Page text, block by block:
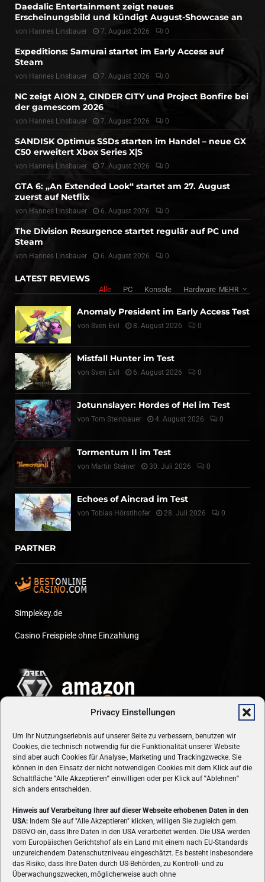
Privacy Einstellungen
Um Ihr Nutzungserlebnis auf unserer Seite zu verbessern, benutzen wir
Cookies, die technisch notwendig für die Funktionalität unserer Website
sind aber auch Cookies für Analyse-, Marketing und Trackingzwecke. Sie
können in den Einsatz der nicht notwendigen Cookies mit dem Klick auf die
Schaltfläche "Alle Akzeptieren" einwilligen oder per Klick auf"Ablehnen"
sich anders entscheiden.
Hinweis auf Verarbeitung Ihrer auf dieser Webseite erhobenen Daten in den
USA: Indem Sie auf "Alle Akzeptieren" klicken, willigen Sie zugleich gem.
DSGVO ein, dass Ihre Daten in den USA verarbeitet werden. Die USA werden
vom Europäischen Gerichtshof als ein Land mit einem nach EU-Standards
unzureichendem Datenschutzniveau eingeschätzt. Es besteht insbesondere
das Risiko, dass Ihre Daten durch US-Behörden, zu Kontroll- und zu
Überwachungszwecken, möglicherweise auch ohne
Daedalic Entertainment zeigt neues
Erscheinungsbild und kündigt August-Showcase an
von Hannes Linsbauer 7. August 2026 0
Expeditions: Samurai startet im Early Access auf
Steam
von Hannes Linsbauer 7. August 2026 0
NC zeigt AION 2, CINDER CITY und Project Bonfire bei
der gamescom 2026
von Hannes Linsbauer 7. August 2026 0
SANDISK Optimus SSDs starten im Handel – neue GX
C50 erweitert Xbox Series X|S
von Hannes Linsbauer 7. August 2026 0
GTA 6: „An Extended Look“ startet am 27. August
zuerst auf Netflix
von Hannes Linsbauer 6. August 2026 0
The Division Resurgence startet regulär auf PC und
Steam
von Hannes Linsbauer 6. August 2026 0
LATEST REVIEWS
Alle PC Konsole Hardware MEHR
Anomaly President im Early Access Test
von Sven Evil 8. August 2026 0
Mistfall Hunter im Test
von Sven Evil 6. August 2026 0
Jotunnslayer: Hordes of Hel im Test
von Tom Steinbauer 4. August 2026 0
Tormentum II im Test
von Martin Steiner 30. Juli 2026 0
Echoes of Aincrad im Test
von Tobias Hörstlhofer 28. Juli 2026 0
PARTNER
Simplekey.de
Casino Freispiele ohne Einzahlung
ÜBER UNS
VON GAMERN, FÜR GAMER! Gamers.at ist das älteste Online-
Spielemagazin Österreichs und bringt täglich aktuelle News,
Reviews und Videos zu PC- und Konsolenspielen, Gaming-